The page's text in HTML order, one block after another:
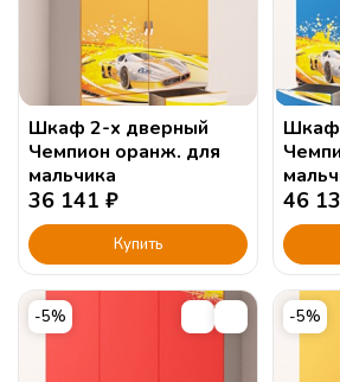
Шкаф 2-х дверный
Чемпион оранж. для
мальчика
36 141 ₽
Купить
Шкаф
Чемпион
46
-5% -5%